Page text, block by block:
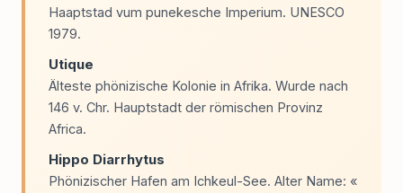
Haaptstad vum punekesche Imperium. UNESCO
1979.
Utique
Älteste phönizische Kolonie in Afrika. Wurde nach
146 v. Chr. Hauptstadt der römischen Provinz
Africa.
Hippo Diarrhytus
Phönizischer Hafen am Ichkeul-See. Alter Name: «